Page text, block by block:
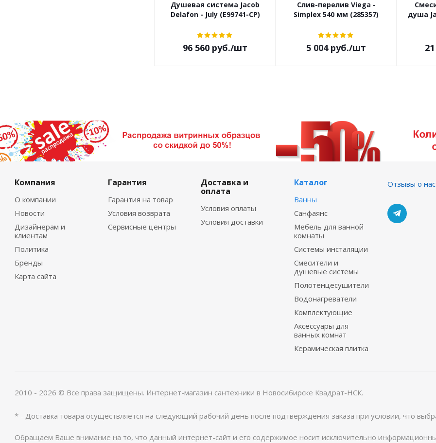
Душевая система Jacob
Delafon - July (E99741-CP)
96 560 руб./шт
Слив-перелив Viega -
Simplex 540 мм (285357)
5 004руб./шт
душа
Компания
О компании
Новости
Дизайнерам и
клиентам
Политика
Бренды
Карта сайта
Гарантия
Гарантия на товар
Условия возврата
Сервисные центры
Доставка и
оплата
Условия оплаты
Условия доставки
Каталог
Ванны
Санфаянс
Мебель для ванной
комнаты
Системы инсталяции
Смесители и
душевые системы
Полотенцесушители
Водонагреватели
Комплектующие
Аксессуары для
ванных комнат
Керамическая плитка
Отзывы о
2010 - 2026 © Все права защищены. Интернет-магазин сантехники в Новосибирске Квадрат-НСК.
* - Доставка товара осуществляется на следующий рабочий день после подтверждения заказа при условии, что
Обращаем Ваше внимание на то, что данный интернет-сайт и его содержимое носит исключительно